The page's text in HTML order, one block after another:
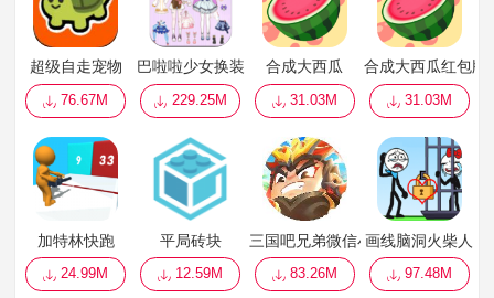
超级自走宠物
76.67M
巴啦啦少女换装
229.25M
合成大西瓜
31.03M
合成大西瓜红包版
31.03M
加特林快跑
24.99M
平局砖块
12.59M
三国吧兄弟微信小游戏
83.26M
画线脑洞火柴人
97.48M